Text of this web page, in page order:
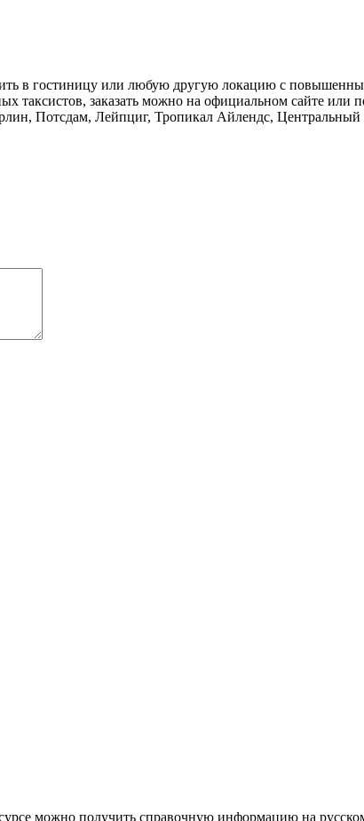
в гостиницу или любую другую локацию с
таксистов, заказать можно на официальном сайте
Потсдам, Лейпциг, Тропикал Айлендс,
можно получить справочную информацию на